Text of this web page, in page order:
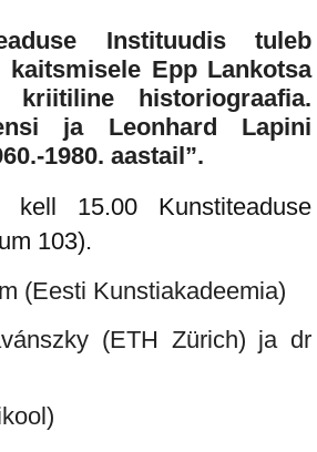
Instituudis tuleb
kaitsmisele Epp Lankotsa
kriitiline historiograafia.
ja Leonhard Lapini
1980. aastail”.
kell 15.00 Kunstiteaduse
103).
(Eesti Kunstiakadeemia)
(ETH Zürich) ja dr